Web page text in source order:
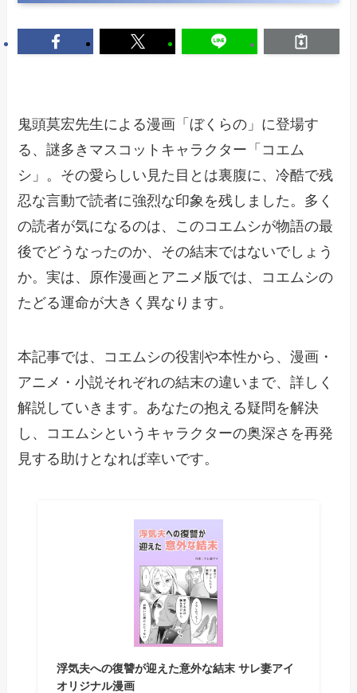
鬼頭莫宏先生による漫画「ぼくらの」に登場す
る、謎多きマスコットキャラクター「コエム
シ」。その愛らしい見た目とは裏腹に、冷酷で残
忍な言動で読者に強烈な印象を残しました。多く
の読者が気になるのは、このコエムシが物語の最
後でどうなったのか、その結末ではないでしょう
か。実は、原作漫画とアニメ版では、コエムシの
たどる運命が大きく異なります。
本記事では、コエムシの役割や本性から、漫画・
アニメ・小説それぞれの結末の違いまで、詳しく
解説していきます。あなたの抱える疑問を解決
し、コエムシというキャラクターの奥深さを再発
見する助けとなれば幸いです。
浮気夫への復讐が迎えた意外な結末 サレ妻アイ
オリジナル漫画